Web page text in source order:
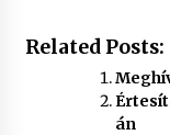
Related Posts:
án